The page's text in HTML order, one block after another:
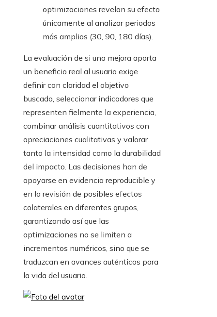
optimizaciones revelan su efecto
únicamente al analizar periodos
más amplios (30, 90, 180 días).
La evaluación de si una mejora aporta
un beneficio real al usuario exige
definir con claridad el objetivo
buscado, seleccionar indicadores que
representen fielmente la experiencia,
combinar análisis cuantitativos con
apreciaciones cualitativas y valorar
tanto la intensidad como la durabilidad
del impacto. Las decisiones han de
apoyarse en evidencia reproducible y
en la revisión de posibles efectos
colaterales en diferentes grupos,
garantizando así que las
optimizaciones no se limiten a
incrementos numéricos, sino que se
traduzcan en avances auténticos para
la vida del usuario.